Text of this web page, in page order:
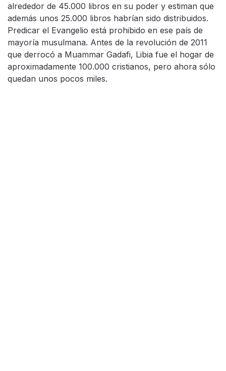
alrededor de 45.000 libros en su poder y estiman que
además unos 25.000 libros habrían sido distribuidos.
Predicar el Evangelio está prohibido en ese país de
mayoría musulmana. Antes de la revolución de 2011
que derrocó a Muammar Gadafi, Libia fue el hogar de
aproximadamente 100.000 cristianos, pero ahora sólo
quedan unos pocos miles.